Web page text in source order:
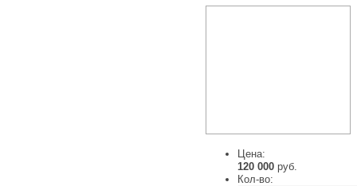
Цена:
120 000 руб.
Кол-во: